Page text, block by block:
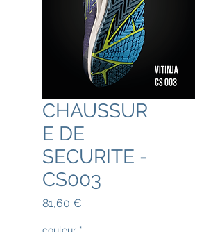
CHAUSSUR
E DE
SECURITE -
CS003
81,60 €